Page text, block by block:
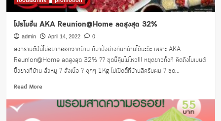
โปรโมชั่น AKA Reunion@Home ลดสูงสุด 32%
admin April 14, 2022 0
สงกรานต์ปีนี้ไม่อยากออกจากบ้าน ก็มาปิ้งย่างกันที่บ้านได้นะจ้ะ เพราะ AKA
Reunion@Home ลดสูงสุด 32% ?? ชุดนี้คุ้มไม่ไหว!!! หยุดยาวทั้งที คิดถึงโมเมนต์
ปิ้งย่างที่บ้าน สั่งหมู ? สั่งเนื้อ ? จุกๆ 1Kg ไปเปิดตี้ที่บ้านสิครับผม ? ชุด...
Read MoreRead